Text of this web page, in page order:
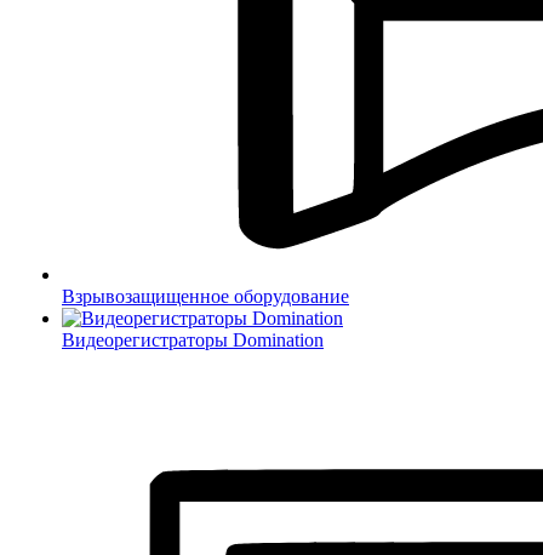
Взрывозащищенное оборудование
Видеорегистраторы Domination